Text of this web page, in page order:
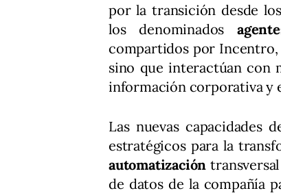
por la transición desde
los denominados
compartidos por Incentro,
sino que interactúan con
información corporativa y
Las nuevas capacidades
estratégicos para la
automatización
de datos de la compañía